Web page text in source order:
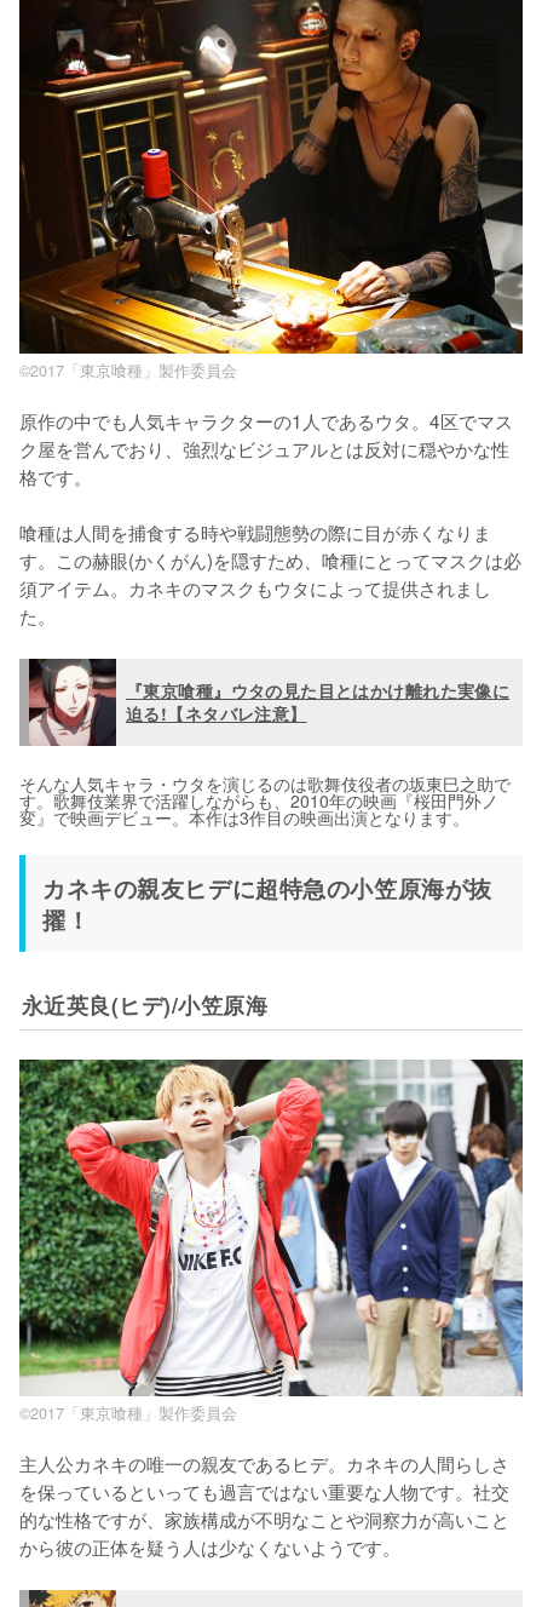
©2017「東京喰種」製作委員会
原作の中でも人気キャラクターの1人であるウタ。4区でマス
ク屋を営んでおり、強烈なビジュアルとは反対に穏やかな性
格です。
喰種は人間を捕食する時や戦闘態勢の際に目が赤くなりま
す。この赫眼(かくがん)を隠すため、喰種にとってマスクは必
須アイテム。カネキのマスクもウタによって提供されまし
た。
『東京喰種』ウタの見た目とはかけ離れた実像に
迫る!【ネタバレ注意】
そんな人気キャラ・ウタを演じるのは歌舞伎役者の坂東巳之助で
す。歌舞伎業界で活躍しながらも、2010年の映画『桜田門外ノ
変』で映画デビュー。本作は3作目の映画出演となります。
カネキの親友ヒデに超特急の小笠原海が抜
擢！
永近英良(ヒデ)/小笠原海
©2017「東京喰種」製作委員会
主人公カネキの唯一の親友であるヒデ。カネキの人間らしさ
を保っているといっても過言ではない重要な人物です。社交
的な性格ですが、家族構成が不明なことや洞察力が高いこと
から彼の正体を疑う人は少なくないようです。